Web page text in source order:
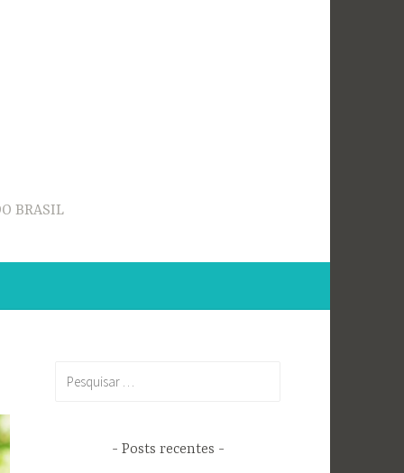
BRASIL
Posts recentes